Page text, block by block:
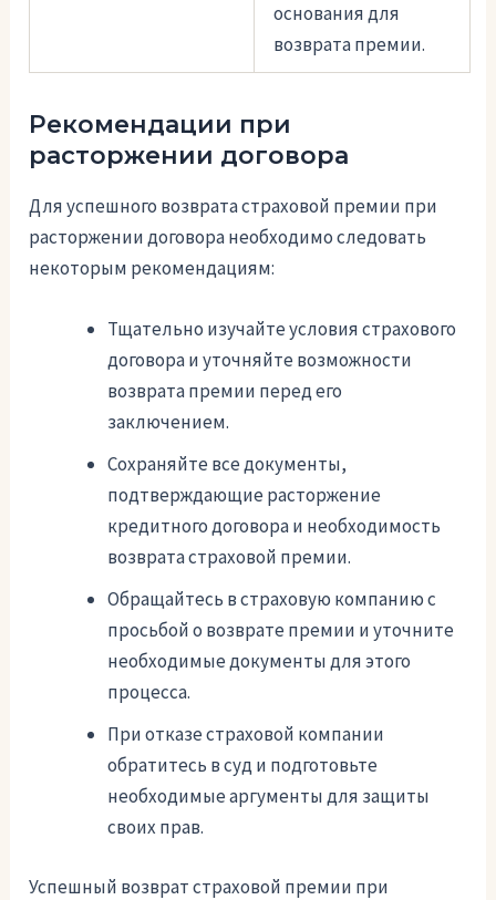
основания для
возврата премии.
Рекомендации при
расторжении договора
Для успешного возврата страховой премии при
расторжении договора необходимо следовать
некоторым рекомендациям:
Тщательно изучайте условия страхового
договора и уточняйте возможности
возврата премии перед его
заключением.
Сохраняйте все документы,
подтверждающие расторжение
кредитного договора и необходимость
возврата страховой премии.
Обращайтесь в страховую компанию с
просьбой о возврате премии и уточните
необходимые документы для этого
процесса.
При отказе страховой компании
обратитесь в суд и подготовьте
необходимые аргументы для защиты
своих прав.
Успешный возврат страховой премии при